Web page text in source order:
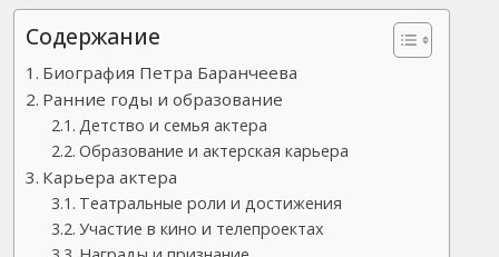
Содержание
Биография Петра Баранчеева
Ранние годы и образование
Детство и семья актера
Образование и актерская карьера
Карьера актера
Театральные роли и достижения
Участие в кино и телепроектах